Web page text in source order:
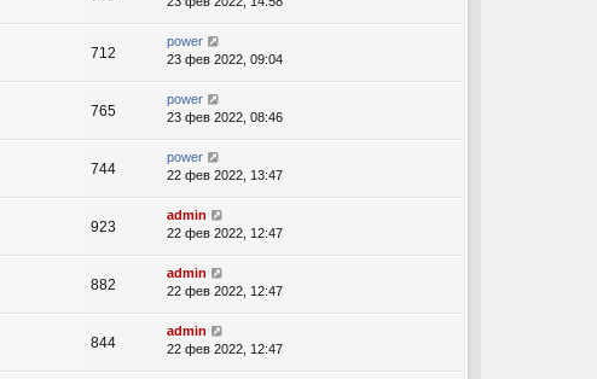
712
power
23 фев 2022, 09:04
765
power
23 фев 2022, 08:46
744
power
22 фев 2022, 13:47
923
admin
22 фев 2022, 12:47
882
admin
22 фев 2022, 12:47
844
admin
22 фев 2022, 12:47